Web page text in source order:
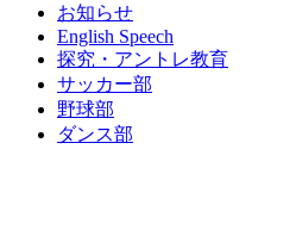
お知らせ
English Speech
探究・アントレ教育
サッカー部
野球部
ダンス部